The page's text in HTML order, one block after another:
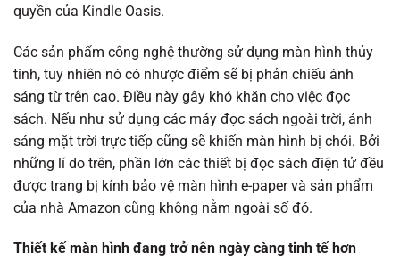
quyền của Kindle Oasis.
Các sản phẩm công nghệ thường sử dụng màn hình thủy
tinh, tuy nhiên nó có nhược điểm sẽ bị phản chiếu ánh
sáng từ trên cao. Điều này gây khó khăn cho việc đọc
sách. Nếu như sử dụng các máy đọc sách ngoài trời, ánh
sáng mặt trời trực tiếp cũng sẽ khiến màn hình bị chói. Bởi
những lí do trên, phần lớn các thiết bị đọc sách điện tử đều
được trang bị kính bảo vệ màn hình e-paper và sản phẩm
của nhà Amazon cũng không nằm ngoài số đó.
Thiết kế màn hình đang trở nên ngày càng tinh tế hơn